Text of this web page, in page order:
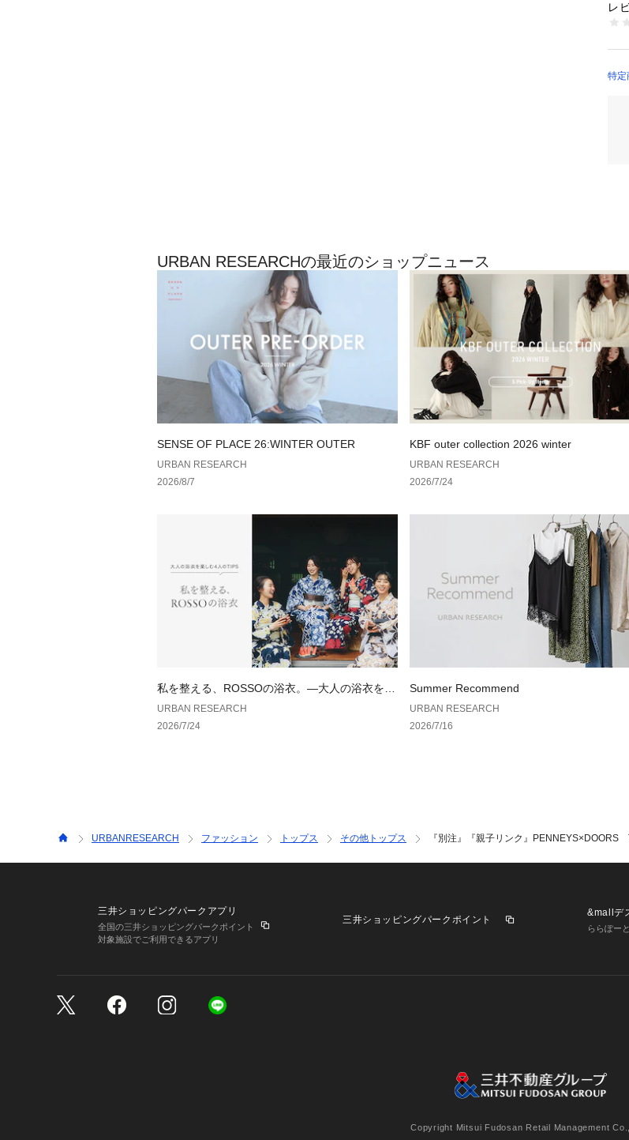
ゆ
に
《
ロ
た
に
【
[サ
※
す
※商
い。
▼
お
格
お
素
透
伸
裏
レ
特定
URBAN RESEARCHの最近のショップニュース
SENSE OF PLACE 26:WINTER OUTER
URBAN RESEARCH
2026/8/7
KBF outer collection 2026 winter
URBAN RESEARCH
2026/7/24
私を整える、ROSSOの浴衣。—大人の浴衣を楽
しむ、4人のTIPS—
URBAN RESEARCH
2026/7/24
Summer Recommend
URBAN RESEARCH
2026/7/16
URBANRESEARCH ファッション トップス その他トップス 『別注』『親子リンク』
三井ショッピングパークアプリ
全国の三井ショッピングパークポイント
対象施設でご利用できるアプリ
三井ショッピングパークポイント
&mallデ
ららぽー
個人情報保護方針 個人情報の取り扱いについて
Copyright Mitsui Fudosan Retail Management